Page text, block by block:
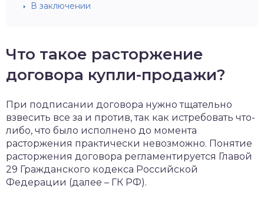
В заключении
Что такое расторжение
договора купли-продажи?
При подписании договора нужно тщательно
взвесить все за и против, так как истребовать что-
либо, что было исполнено до момента
расторжения практически невозможно. Понятие
расторжения договора регламентируется Главой
29 Гражданского кодекса Российской
Федерации (далее – ГК РФ).